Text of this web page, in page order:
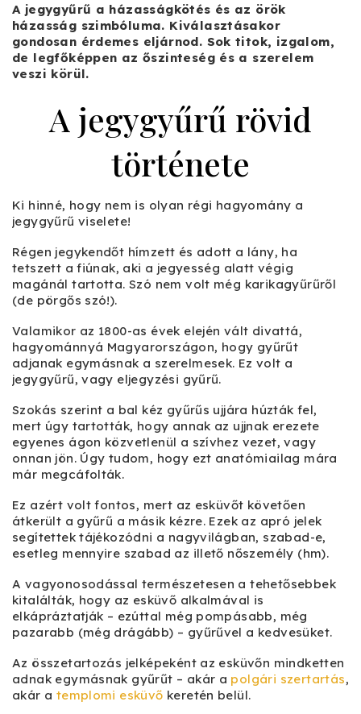
A jegygyűrű a házasságkötés és az örök
házasság szimbóluma. Kiválasztásakor
gondosan érdemes eljárnod. Sok titok, izgalom,
de legfőképpen az őszinteség és a szerelem
veszi körül.
A jegygyűrű rövid
története
Ki hinné, hogy nem is olyan régi hagyomány a
jegygyűrű viselete!
Régen jegykendőt hímzett és adott a lány, ha
tetszett a fiúnak, aki a jegyesség alatt végig
magánál tartotta. Szó nem volt még karikagyűrűről
(de pörgős szó!).
Valamikor az 1800-as évek elején vált divattá,
hagyománnyá Magyarországon, hogy gyűrűt
adjanak egymásnak a szerelmesek. Ez volt a
jegygyűrű, vagy eljegyzési gyűrű.
Szokás szerint a bal kéz gyűrűs ujjára húzták fel,
mert úgy tartották, hogy annak az ujjnak erezete
egyenes ágon közvetlenül a szívhez vezet, vagy
onnan jön. Úgy tudom, hogy ezt anatómiailag mára
már megcáfolták.
Ez azért volt fontos, mert az esküvőt követően
átkerült a gyűrű a másik kézre. Ezek az apró jelek
segítettek tájékozódni a nagyvilágban, szabad-e,
esetleg mennyire szabad az illető nőszemély (hm).
A vagyonosodással természetesen a tehetősebbek
kitalálták, hogy az esküvő alkalmával is
elkápráztatják – ezúttal még pompásabb, még
pazarabb (még drágább) – gyűrűvel a kedvesüket.
Az összetartozás jelképeként az esküvőn mindketten
adnak egymásnak gyűrűt – akár a polgári szertartás,
akár a templomi esküvő keretén belül.